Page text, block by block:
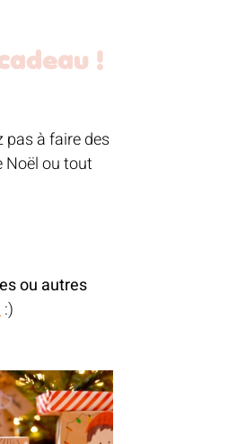
!
pas à faire des
Noël ou tout
ou autres
:)